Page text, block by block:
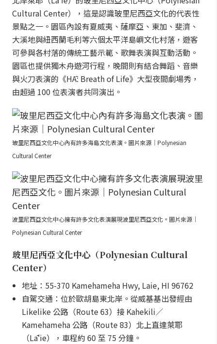
Cultural Center），這是認識玻里尼西亞文化的代表性
景點之一。園區內設有夏威夷、薩摩亞、東加、斐濟、
大溪地與紐西蘭毛利等六個太平洋島嶼文化村落，遊客
可參與各村落的傳統工藝示範、歌舞表演與互動活動。
園區也提供獨木舟遊河行程，晚間則有結合舞蹈、音樂
與火刀表演的《HĀ: Breath of Life》大型夜間劇場秀，
由超過 100 位表演者共同演出。
玻里尼西亞文化中心內有許多海島文化表演。圖片來源｜Polynesian
Cultural Center
波里尼西亞文化中心擁有許多文化表演展現波里尼西亞文化。圖片來源｜
Polynesian Cultural Center
玻里尼西亞文化中心（Polynesian Cultural
Center）
地址：55-370 Kamehameha Hwy, Laie, HI 96762
自駕交通：位於歐胡島東北岸。從威基基出發經由
Likelike 公路（Route 63）接 Kahekili／
Kamehameha 公路（Route 83）北上直達萊耶
（Lāʻie），車程約 60 至 75 分鐘。